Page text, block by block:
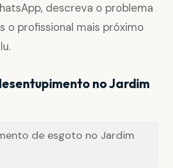
descreva o problema
o profissional mais próximo
no Jardim
de esgoto no Jardim